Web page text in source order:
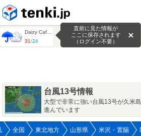
31/24
直前に見た情報が
ここに保存されます
（ログイン不要）
台風13号情報
大型で非常に強い台風13号が久米
進んでいます
全国 東北地方 山形県 米沢・置賜